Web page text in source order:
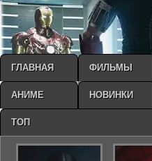
ГЛАВНАЯ ФИЛЬМЫ
АНИМЕ НОВИНКИ
ТОП